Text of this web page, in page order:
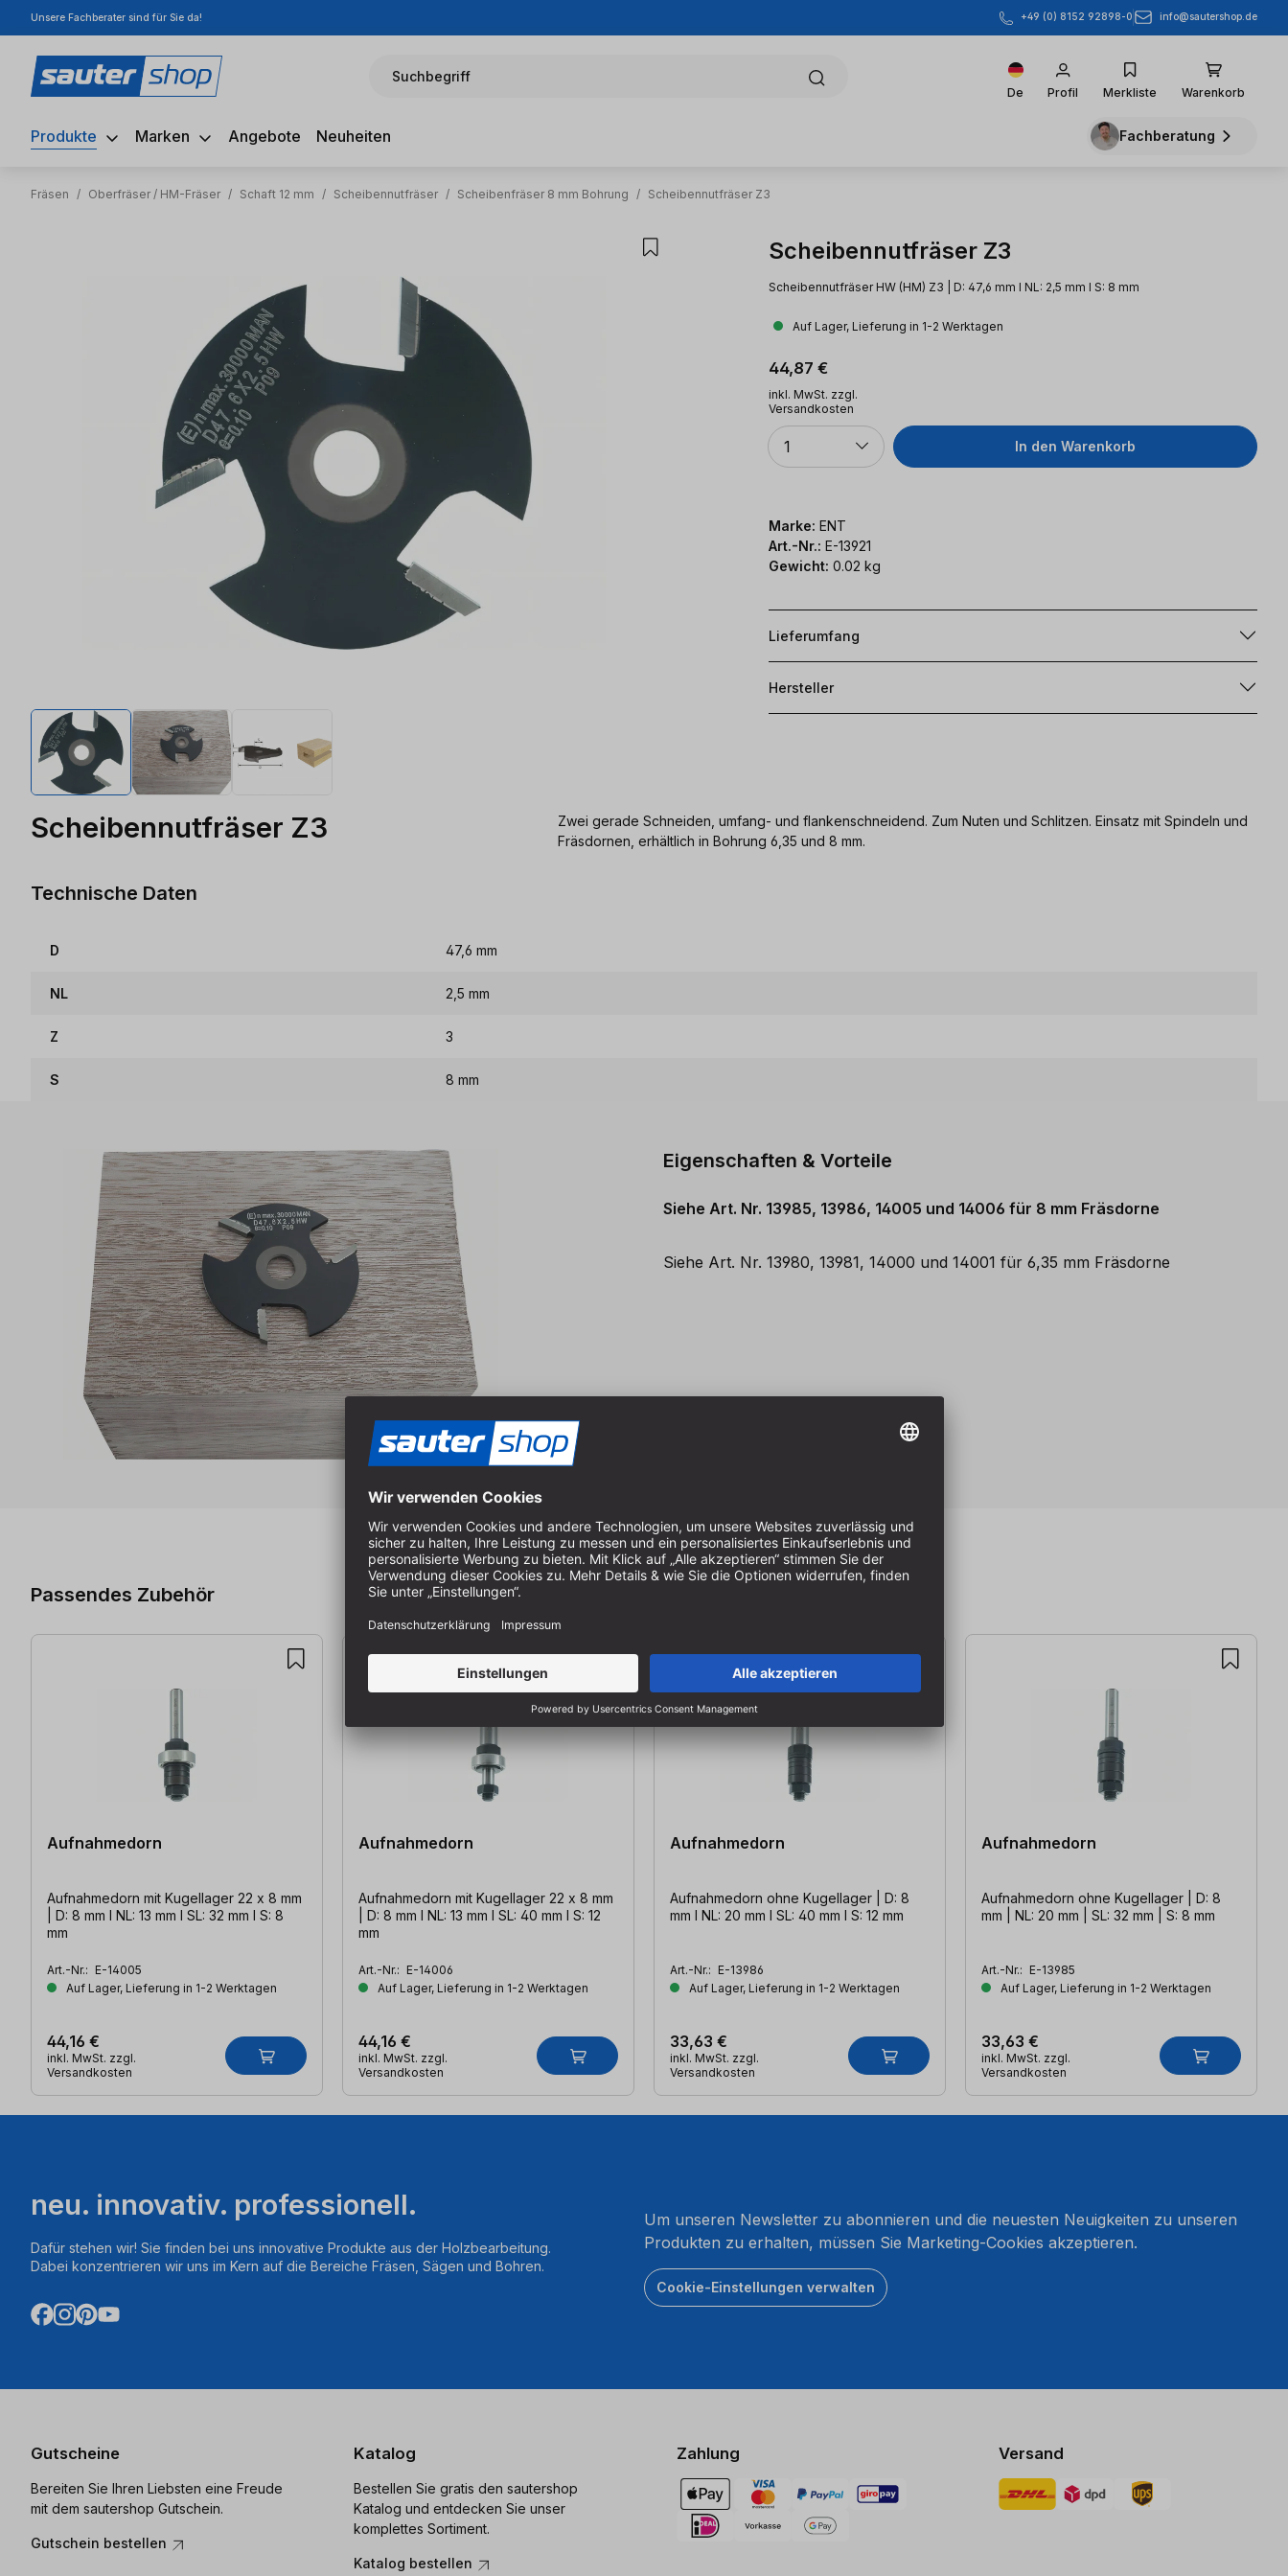
Hauptinhalt springen
Zur Suche springen
Zur Hauptnavigation springen
Unsere Fachberater sind für Sie da! +49 (0) 8152 92898-0 info@sautershop.de
Suchbegriff
De Profil Merkliste Warenkorb
Produkte Marken Angebote Neuheiten Fachberatung
Fräsen / Oberfräser / HM-Fräser / Schaft 12 mm / Scheibennutfräser / Scheibenfräser 8 mm Bohrung / Scheibennutfräser Z3
Scheibennutfräser Z3
Scheibennutfräser HW (HM) Z3 | D: 47,6 mm l NL: 2,5 mm l S: 8 mm
Auf Lager, Lieferung in 1-2 Werktagen
Regulärer Preis:
44,87 €
inkl. MwSt. zzgl.
Versandkosten
Anzahl
1 In den Warenkorb
Marke: ENT
Art.-Nr.: E-13921
Gewicht: 0.02 kg
Lieferumfang
Hersteller
Scheibennutfräser Z3
Zwei gerade Schneiden, umfang- und flankenschneidend. Zum Nuten und Schlitzen. Einsatz mit Spindeln und
Fräsdornen, erhältlich in Bohrung 6,35 und 8 mm.
Technische Daten
D 47,6 mm
NL 2,5 mm
Z 3
S 8 mm
Eigenschaften & Vorteile
Siehe Art. Nr. 13985, 13986, 14005 und 14006 für 8 mm Fräsdorne
Siehe Art. Nr. 13980, 13981, 14000 und 14001 für 6,35 mm Fräsdorne
Passendes Zubehör
Aufnahmedorn
Aufnahmedorn mit Kugellager 22 x 8 mm
mm
Art.-Nr.: E-14005
Auf Lager, Lieferung in 1-2 Werktagen
44,16 €
inkl. MwSt. zzgl.
Versandkosten
Aufnahmedorn
Aufnahmedorn mit Kugellager 22 x 8 mm
| D: 8 mm l NL: 13 mm l SL: 40 mm l S: 12
mm
Art.-Nr.: E-14006
Auf Lager, Lieferung in 1-2 Werktagen
44,16 €
inkl. MwSt. zzgl.
Versandkosten
Aufnahmedorn
Aufnahmedorn ohne Kugellager | D: 8
mm l NL: 20 mm l SL: 40 mm l S: 12 mm
Art.-Nr.: E-13986
Auf Lager, Lieferung in 1-2 Werktagen
33,63 €
inkl. MwSt. zzgl.
Versandkosten
Aufnahmedorn
Aufnahmedorn ohne Kugellager | D: 8
mm | NL: 20 mm | SL: 32 mm | S: 8 mm
Art.-Nr.: E-13985
Auf Lager, Lieferung in 1-2 Werktagen
33,63 €
inkl. MwSt. zzgl.
Versandkosten
neu. innovativ. professionell.
Dafür stehen wir! Sie finden bei uns innovative Produkte aus der Holzbearbeitung.
Dabei konzentrieren wir uns im Kern auf die Bereiche Fräsen, Sägen und Bohren.
Um unseren Newsletter zu abonnieren und die neuesten Neuigkeiten zu unseren
Produkten zu erhalten, müssen Sie Marketing-Cookies akzeptieren.
Cookie-Einstellungen verwalten
Gutscheine
Bereiten Sie Ihren Liebsten eine Freude
mit dem sautershop Gutschein.
Gutschein bestellen
Katalog
Bestellen Sie gratis den sautershop
Katalog und entdecken Sie unser
komplettes Sortiment.
Katalog bestellen
Zahlung Versand